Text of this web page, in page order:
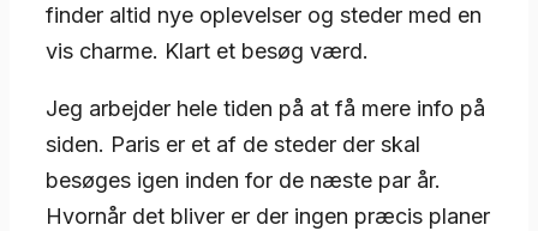
finder altid nye oplevelser og steder med en
vis charme. Klart et besøg værd.
Jeg arbejder hele tiden på at få mere info på
siden. Paris er et af de steder der skal
besøges igen inden for de næste par år.
Hvornår det bliver er der ingen præcis planer